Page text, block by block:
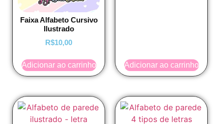
Faixa Alfabeto Cursivo
Ilustrado
R$10,00
Adicionar ao carrinho Adicionar ao carrinho